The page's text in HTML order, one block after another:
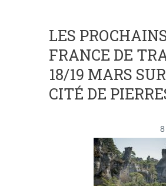
LES
FRANCE DE
18/19 MARS
CITÉ DE